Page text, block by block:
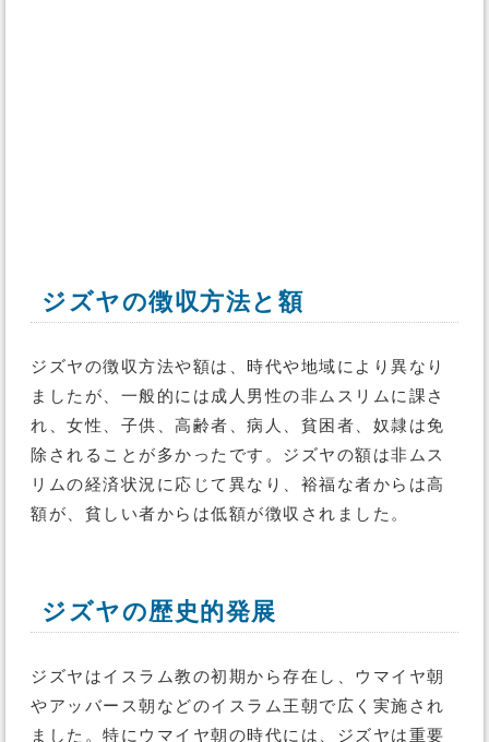
ジズヤの徴収方法と額
ジズヤの徴収方法や額は、時代や地域により異なり
ましたが、一般的には成人男性の非ムスリムに課さ
れ、女性、子供、高齢者、病人、貧困者、奴隷は免
除されることが多かったです。ジズヤの額は非ムス
リムの経済状況に応じて異なり、裕福な者からは高
額が、貧しい者からは低額が徴収されました。
ジズヤの歴史的発展
ジズヤはイスラム教の初期から存在し、ウマイヤ朝
やアッバース朝などのイスラム王朝で広く実施され
ました。特にウマイヤ朝の時代には、ジズヤは重要